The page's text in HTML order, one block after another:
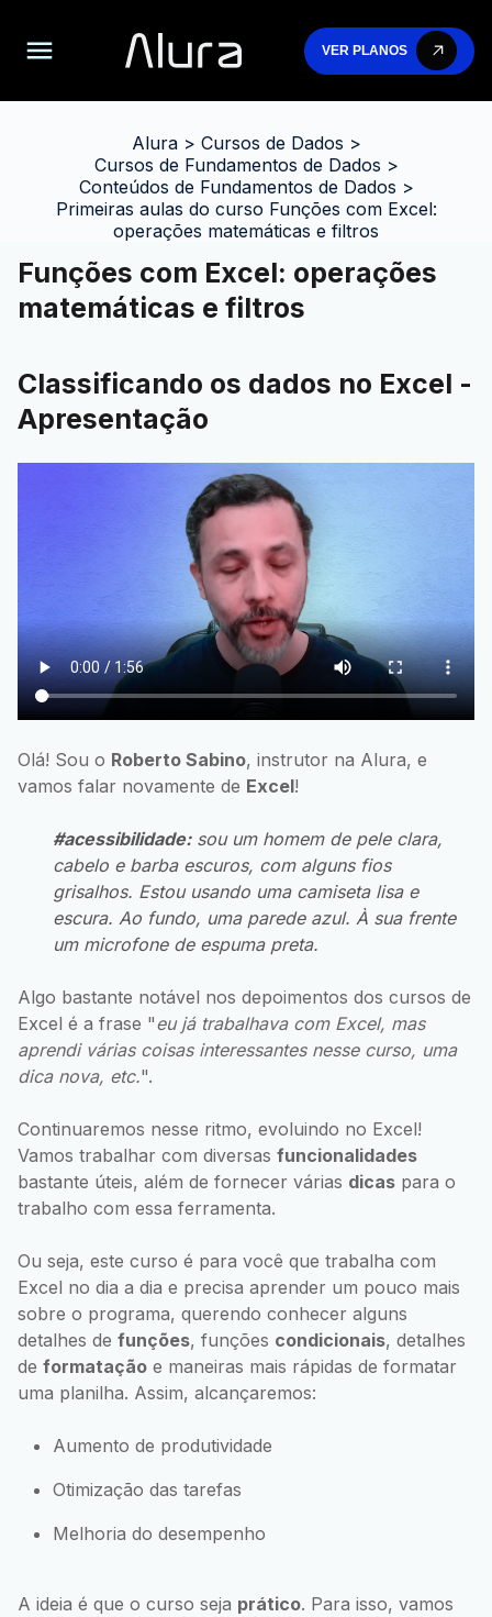
VER PLANOS
Alura> Cursos de Dados >
Cursos de Fundamentos de Dados >
Conteúdos de Fundamentos de Dados >
Primeiras aulas do curso Funções com Excel:
operações matemáticas e filtros
Funções com Excel: operações
matemáticas e filtros
Classificando os dados no Excel -
Apresentação
Olá! Sou o Roberto Sabino, instrutor na Alura, e
vamos falar novamente de Excel!
#acessibilidade:sou um homem de pele clara,
cabelo e barba escuros, com alguns fios
grisalhos. Estou usando uma camiseta lisa e
escura. Ao fundo, uma parede azul. À sua frente
um microfone de espuma preta.
Algo bastante notável nos depoimentos dos cursos de
Excel é a frase "eu já trabalhava com Excel, mas
aprendi várias coisas interessantes nesse curso, uma
dica nova, etc.".
Continuaremos nesse ritmo, evoluindo no Excel!
Vamos trabalhar com diversas funcionalidades
bastante úteis, além de fornecer várias dicas para o
trabalho com essa ferramenta.
Ou seja, este curso é para você que trabalha com
Excel no dia a dia e precisa aprender um pouco mais
sobre o programa, querendo conhecer alguns
detalhes de funções, funções condicionais, detalhes
de formatação e maneiras mais rápidas de formatar
uma planilha. Assim, alcançaremos:
Aumento de produtividade
Otimização das tarefas
Melhoria do desempenho
A ideia é que o curso seja prático. Para isso, vamos